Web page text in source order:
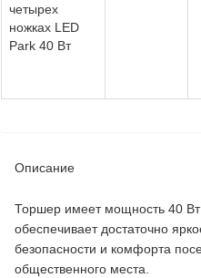
четырех
ножках LED
Park 40 Вт
Описание
Торшер имеет мощность 40 Вт
обеспечивает достаточно
безопасности и комфорта
общественного места.